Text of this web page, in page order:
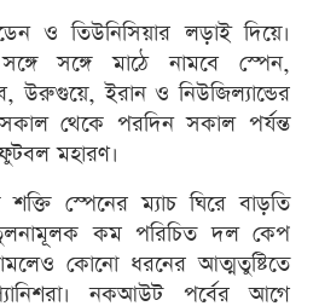
ও তিউনিসিয়ার লড়াই দিয়ে।
সঙ্গে মাঠে নামবে স্পেন,
উরুগুয়ে, ইরান ও নিউজিল্যান্ডের
থেকে পরদিন সকাল পর্যন্ত
মহারণ।
স্পেনের ম্যাচ ঘিরে বাড়তি
কম পরিচিত দল কেপ
কোনো ধরনের আত্মতুষ্টিতে
নকআউট পর্বের আগে